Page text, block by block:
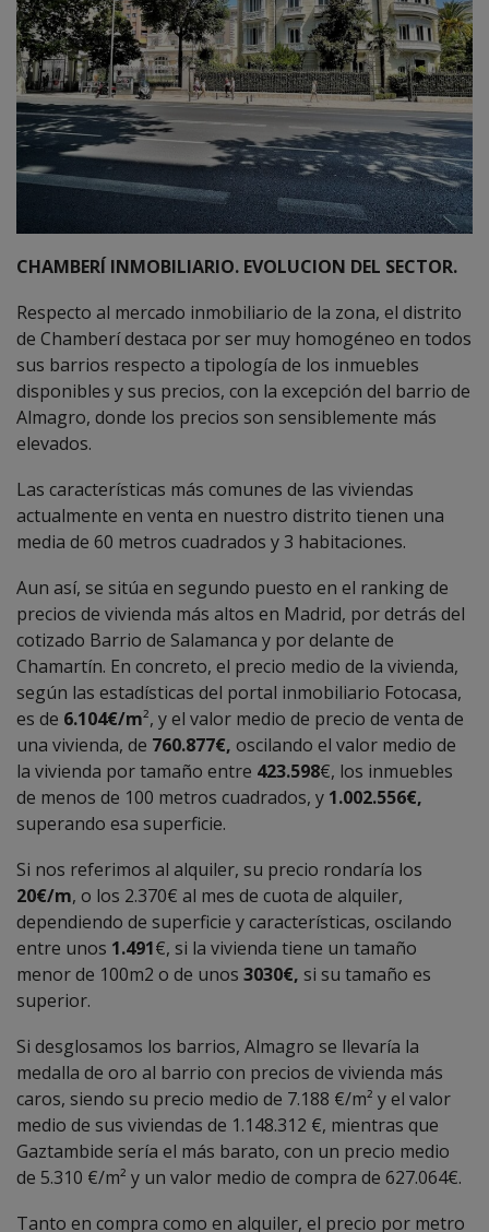
CHAMBERÍ INMOBILIARIO. EVOLUCION DEL SECTOR.
Respecto al mercado inmobiliario de la zona, el distrito
de Chamberí destaca por ser muy homogéneo en todos
sus barrios respecto a tipología de los inmuebles
disponibles y sus precios, con la excepción del barrio de
Almagro, donde los precios son sensiblemente más
elevados.
Las características más comunes de las viviendas
actualmente en venta en nuestro distrito tienen una
media de 60 metros cuadrados y 3 habitaciones.
Aun así, se sitúa en segundo puesto en el ranking de
precios de vivienda más altos en Madrid, por detrás del
cotizado Barrio de Salamanca y por delante de
Chamartín. En concreto, el precio medio de la vivienda,
según las estadísticas del portal inmobiliario Fotocasa,
es de 6.104€/m², y el valor medio de precio de venta de
una vivienda, de 760.877€, oscilando el valor medio de
la vivienda por tamaño entre 423.598€, los inmuebles
de menos de 100 metros cuadrados, y 1.002.556€,
superando esa superficie.
Si nos referimos al alquiler, su precio rondaría los
20€/m, o los 2.370€ al mes de cuota de alquiler,
dependiendo de superficie y características, oscilando
entre unos 1.491€, si la vivienda tiene un tamaño
menor de 100m2 o de unos 3030€, si su tamaño es
superior.
Si desglosamos los barrios, Almagro se llevaría la
medalla de oro al barrio con precios de vivienda más
caros, siendo su precio medio de 7.188 €/m² y el valor
medio de sus viviendas de 1.148.312 €, mientras que
Gaztambide sería el más barato, con un precio medio
de 5.310 €/m² y un valor medio de compra de 627.064€.
Tanto en compra como en alquiler, el precio por metro